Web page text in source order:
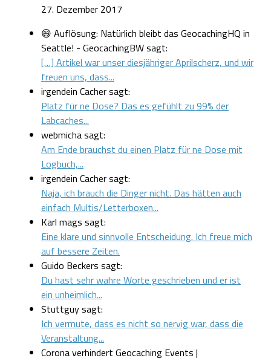
27. Dezember 2017
😄 Auflösung: Natürlich bleibt das GeocachingHQ in
Seattle! - GeocachingBW sagt:
[…] Artikel war unser diesjähriger Aprilscherz, und wir
freuen uns, dass...
irgendein Cacher sagt:
Platz für ne Dose? Das es gefühlt zu 99% der
Labcaches...
webmicha sagt:
Am Ende brauchst du einen Platz für ne Dose mit
Logbuch,...
irgendein Cacher sagt:
Naja, ich brauch die Dinger nicht. Das hätten auch
einfach Multis/Letterboxen...
Karl mags sagt:
Eine klare und sinnvolle Entscheidung. Ich freue mich
auf bessere Zeiten.
Guido Beckers sagt:
Du hast sehr wahre Worte geschrieben und er ist
ein unheimlich...
Stuttguy sagt:
Ich vermute, dass es nicht so nervig war, dass die
Veranstaltung...
Corona verhindert Geocaching Events |